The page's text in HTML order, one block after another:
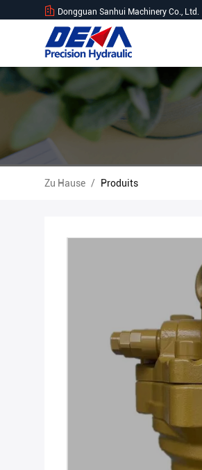
Dongguan Sanhui Machinery Co., Ltd.
Zu Hause / Produits